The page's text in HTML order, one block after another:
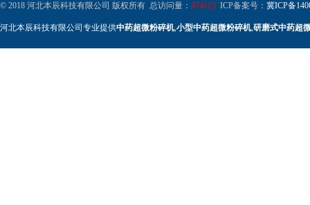
© 2018 河北本辰科技有限公司 版权所有 总访问量： 474123 ICP备案号： 冀ICP备
河北本辰科技有限公司专业提供中药超微粉碎机,小型中药超微粉碎机,研磨式中药超